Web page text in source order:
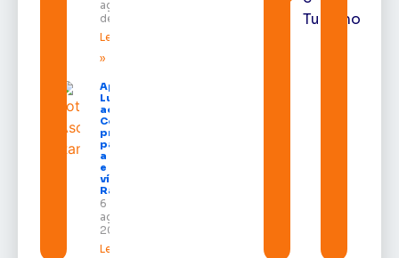
agosto
de 2026
Leia mais
»
Após veto,
Lula envia
ao
Congresso
projeto
para criar
a UNIFRON
e grava
vídeo para
Randolfe
6 de
agosto de
2026
Leia mais »
Turismo